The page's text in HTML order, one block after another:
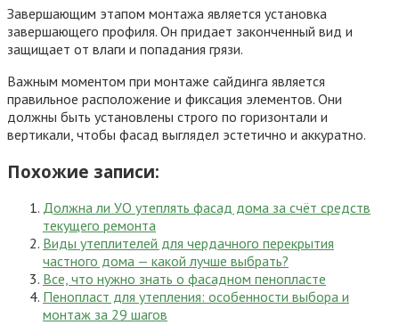
Завершающим этапом монтажа является установка
завершающего профиля. Он придает законченный вид и
защищает от влаги и попадания грязи.
Важным моментом при монтаже сайдинга является
правильное расположение и фиксация элементов. Они
должны быть установлены строго по горизонтали и
вертикали, чтобы фасад выглядел эстетично и аккуратно.
Похожие записи:
Должна ли УО утеплять фасад дома за счёт средств
текущего ремонта
Виды утеплителей для чердачного перекрытия
частного дома — какой лучше выбрать?
Все, что нужно знать о фасадном пенопласте
Пенопласт для утепления: особенности выбора и
монтаж за 29 шагов